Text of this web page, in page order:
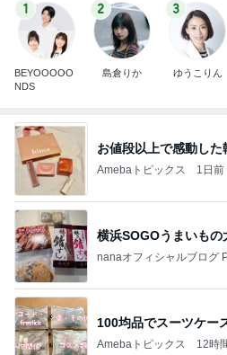
1
BEYOOOOO
NDS
2
島倉りか
3
ゆうこりん
お値段以上で感動した
Amebaトピックス 1日前
横浜SOGOうまいもの
nanaオフィシャルブログ
100均品でスーツケー
Amebaトピックス 12時